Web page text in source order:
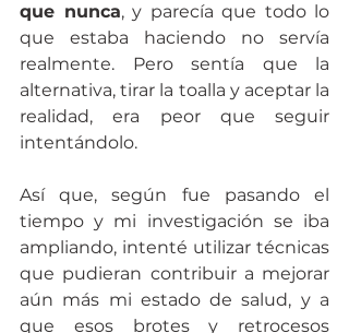
que nunca, y parecía que todo lo
que estaba haciendo no servía
realmente. Pero sentía que la
alternativa, tirar la toalla y aceptar la
realidad, era peor que seguir
intentándolo.
Así que, según fue pasando el
tiempo y mi investigación se iba
ampliando, intenté utilizar técnicas
que pudieran contribuir a mejorar
aún más mi estado de salud, y a
que esos brotes y retrocesos